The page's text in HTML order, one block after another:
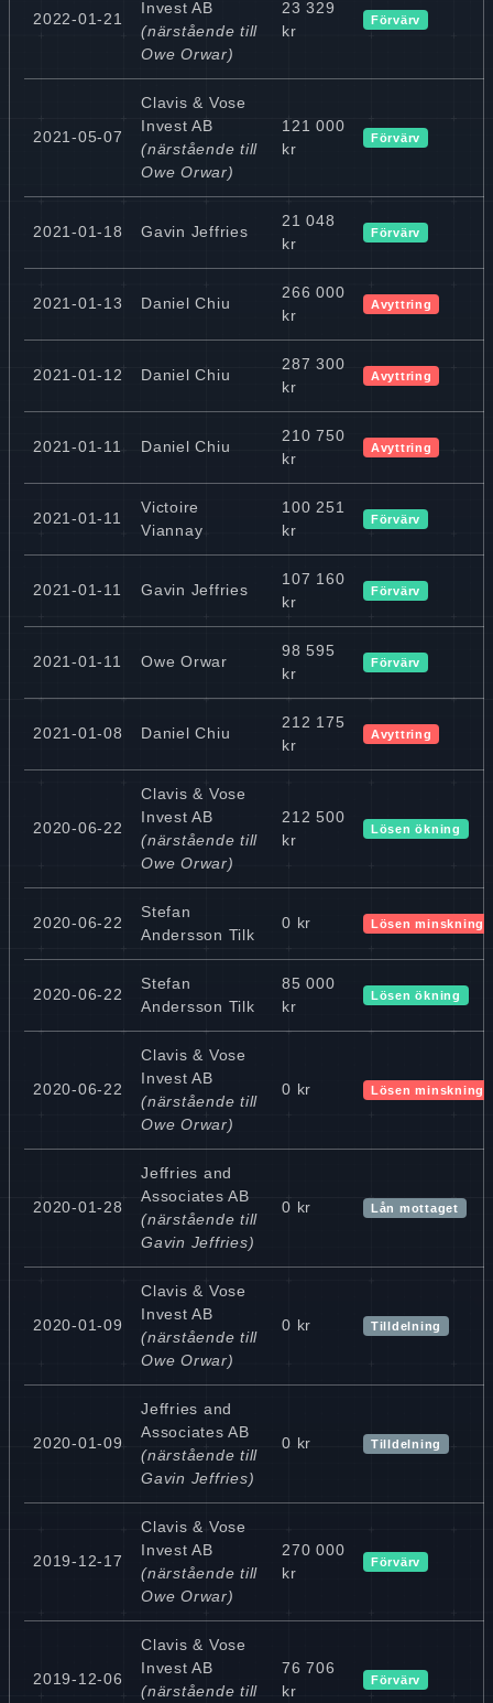
2022-01-21
Invest AB
(närstående till
Owe Orwar)
23 329
kr
Förvärv
2021-05-07
Clavis & Vose
Invest AB
(närstående till
Owe Orwar)
121 000
kr
Förvärv
2021-01-18 Gavin Jeffries
21 048
kr
Förvärv
2021-01-13 Daniel Chiu
266 000
kr
Avyttring
2021-01-12 Daniel Chiu
287 300
kr
Avyttring
2021-01-11 Daniel Chiu
210 750
kr
Avyttring
2021-01-11
Victoire
Viannay
100 251
kr
Förvärv
2021-01-11 Gavin Jeffries
107 160
kr
Förvärv
2021-01-11 Owe Orwar
98 595
kr
Förvärv
2021-01-08 Daniel Chiu
212 175
kr
Avyttring
2020-06-22
Clavis & Vose
Invest AB
(närstående till
Owe Orwar)
212 500
kr
Lösen ökning
2020-06-22
Stefan
Andersson Tilk
0 kr Lösen minskning
2020-06-22
Stefan
Andersson Tilk
85 000
kr
Lösen ökning
2020-06-22
Clavis & Vose
Invest AB
(närstående till
Owe Orwar)
0 kr Lösen minskning
2020-01-28
Jeffries and
Associates AB
(närstående till
Gavin Jeffries)
0 kr Lån mottaget
2020-01-09
Clavis & Vose
Invest AB
(närstående till
Owe Orwar)
0 kr Tilldelning
2020-01-09
Jeffries and
Associates AB
(närstående till
Gavin Jeffries)
0 kr Tilldelning
2019-12-17
Clavis & Vose
Invest AB
(närstående till
Owe Orwar)
270 000
kr
Förvärv
2019-12-06
Clavis & Vose
Invest AB
(närstående till
76 706
kr
Förvärv